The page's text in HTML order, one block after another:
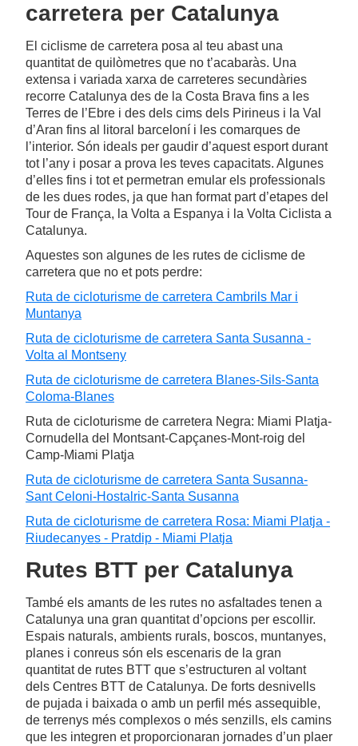
carretera per Catalunya
El ciclisme de carretera posa al teu abast una
quantitat de quilòmetres que no t’acabaràs. Una
extensa i variada xarxa de carreteres secundàries
recorre Catalunya des de la Costa Brava fins a les
Terres de l’Ebre i des dels cims dels Pirineus i la Val
d’Aran fins al litoral barceloní i les comarques de
l’interior. Són ideals per gaudir d’aquest esport durant
tot l’any i posar a prova les teves capacitats. Algunes
d’elles fins i tot et permetran emular els professionals
de les dues rodes, ja que han format part d’etapes del
Tour de França, la Volta a Espanya i la Volta Ciclista a
Catalunya.
Aquestes son algunes de les rutes de ciclisme de
carretera que no et pots perdre:
Ruta de cicloturisme de carretera Cambrils Mar i
Muntanya
Ruta de cicloturisme de carretera Santa Susanna -
Volta al Montseny
Ruta de cicloturisme de carretera Blanes-Sils-Santa
Coloma-Blanes
Ruta de cicloturisme de carretera Negra: Miami Platja-
Cornudella del Montsant-Capçanes-Mont-roig del
Camp-Miami Platja
Ruta de cicloturisme de carretera Santa Susanna-
Sant Celoni-Hostalric-Santa Susanna
Ruta de cicloturisme de carretera Rosa: Miami Platja -
Riudecanyes - Pratdip - Miami Platja
Rutes BTT per Catalunya
També els amants de les rutes no asfaltades tenen a
Catalunya una gran quantitat d’opcions per escollir.
Espais naturals, ambients rurals, boscos, muntanyes,
planes i conreus són els escenaris de la gran
quantitat de rutes BTT que s’estructuren al voltant
dels Centres BTT de Catalunya. De forts desnivells
de pujada i baixada o amb un perfil més assequible,
de terrenys més complexos o més senzills, els camins
que les integren et proporcionaran jornades d’un plaer